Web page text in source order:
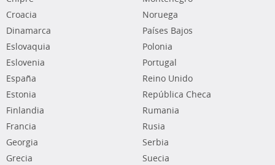
Croacia
Dinamarca
Eslovaquia
Eslovenia
España
Estonia
Finlandia
Francia
Georgia
Grecia
Noruega
Países Bajos
Polonia
Portugal
Reino Unido
República Checa
Rumania
Rusia
Serbia
Suecia